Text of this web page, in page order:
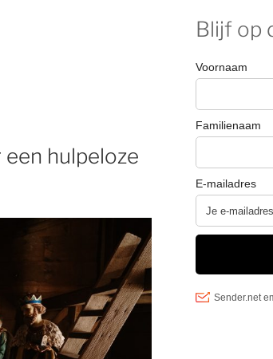
een hulpeloze
Blijf op